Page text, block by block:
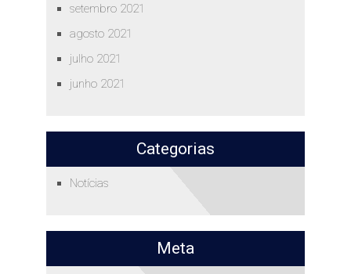
setembro 2021
agosto 2021
julho 2021
junho 2021
Categorias
Notícias
Meta